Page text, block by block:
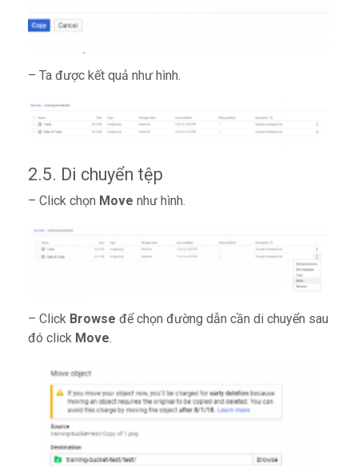
– Ta được kết quả như hình.
2.5. Di chuyển tệp
– Click chọn Move như hình.
– Click Browse để chọn đường dẫn cần di chuyển sau
đó click Move.